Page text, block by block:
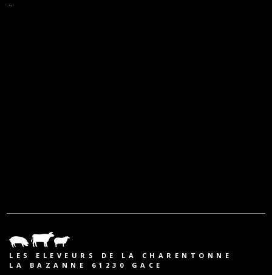
LES ELEVEURS DE LA CHARENTONNE
LA BAZANNE 61230 GACE